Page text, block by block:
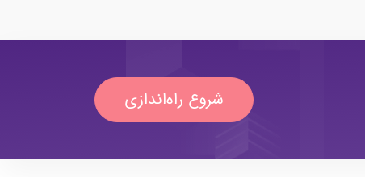
شروع راه‌اندازی